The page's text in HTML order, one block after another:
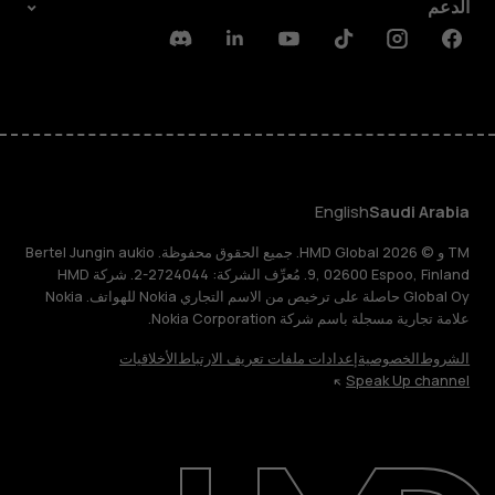
الدعم
Facebook
Instagram
Tiktok
Youtube
Linkedin
Discord
Saudi Arabia
English
TM و © 2026 HMD Global. جميع الحقوق محفوظة. Bertel Jungin aukio
9, 02600 Espoo, Finland. مُعرِّف الشركة: 2724044-2. شركة HMD
Global Oy حاصلة على ترخيص من الاسم التجاري Nokia للهواتف. Nokia
علامة تجارية مسجلة باسم شركة Nokia Corporation.
الشروطالخصوصيةإعدادات ملفات تعريف الارتباطالأخلاقيات
Speak Up channel